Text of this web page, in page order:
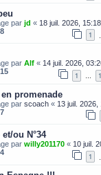
parjd « 18 juil. 2026, 15:18
1
parAlf « 14 juil. 2026,
1 …
promenade
parscoach « 13 juil. 2026,
ou N°34
parwilly201170 «10 juil.
1